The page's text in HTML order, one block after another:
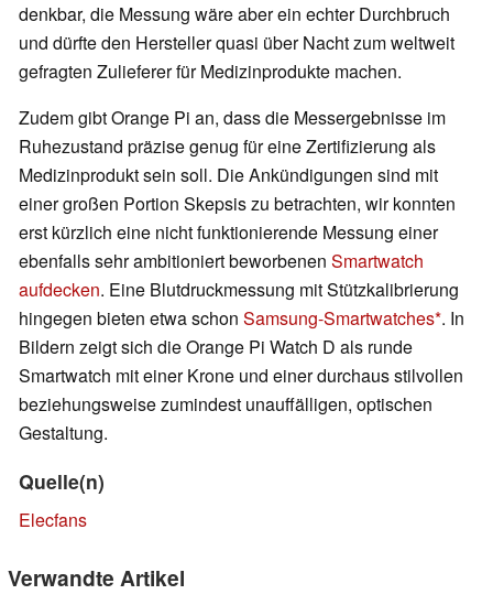
denkbar, die Messung wäre aber ein echter Durchbruch
und dürfte den Hersteller quasi über Nacht zum weltweit
gefragten Zulieferer für Medizinprodukte machen.
Zudem gibt Orange Pi an, dass die Messergebnisse im
Ruhezustand präzise genug für eine Zertifizierung als
Medizinprodukt sein soll. Die Ankündigungen sind mit
einer großen Portion Skepsis zu betrachten, wir konnten
erst kürzlich eine nicht funktionierende Messung einer
ebenfalls sehr ambitioniert beworbenen Smartwatch
aufdecken. Eine Blutdruckmessung mit Stützkalibrierung
hingegen bieten etwa schon Samsung-Smartwatches . In
Bildern zeigt sich die Orange Pi Watch D als runde
Smartwatch mit einer Krone und einer durchaus stilvollen
beziehungsweise zumindest unauffälligen, optischen
Gestaltung.
Quelle(n)
Elecfans
Verwandte Artikel